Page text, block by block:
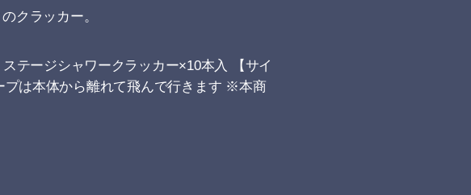
クラッカー。
テージシャワークラッカー×10本入 【サイ
プは本体から離れて飛んで行きます ※本商